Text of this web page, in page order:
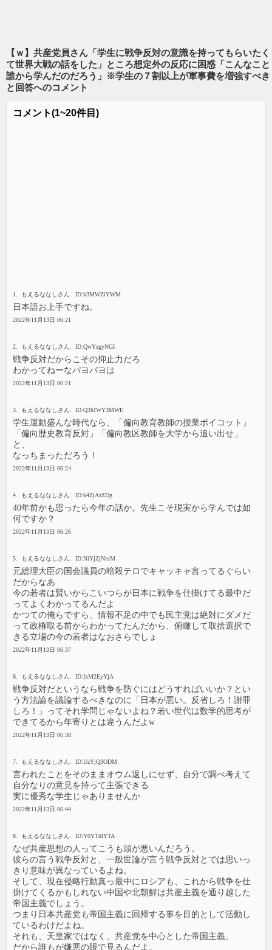
【ｗ】共産党員さん「学生に戦争反対の意識を持ってもらいたく
て世界大戦の話をした」ところ想定外の反応に困惑「こんなこと
誰から学んだのだろう」※学生の７割以上が軍事費を増強すべき
と回答へのコメント
コメント(1~20件目)
1. もえるななしさん. ID:k3MWZiYWM
日本語お上手ですね。
2022年11月13日 06:21
2. もえるななしさん. ID:QwYzgyNGI
戦争反対だからこその抑止力だろ
わかってねーなパヨパヨは
2022年11月13日 06:21
3. もえるななしさん. ID:Q3MWY3MWE
学生運動盛んな時代なら、「偏向教育教師の授業ボイコット」
「偏向歴史教育反対」「偏向教区教師を大学から追い出せ」
と、
なっちまっただろう！
2022年11月13日 06:24
4. もえるななしさん. ID:k4ZjAzZDg
40年前かも思ったら今年の話か。先生こそ現実から学んでは如
何ですか？
2022年11月13日 06:26
5. もえるななしさん. ID:NiYjZjNmM
元総理大臣の国会議員の暗殺テロでキャッキャ言ってるぐらい
だからなあ
今の若者は賢いからこいつらが日本に戦争を仕掛けてる最中だ
ってよくわかってるんだよ
かつての俺らですら、情報不足の中でも民主党は絶対にダメだ
って政権取る前からわかってたんだから、俯瞰して取捨選択で
きる立場の今の若者はなおさらでしょ
2022年11月13日 06:37
6. もえるななしさん. ID:IxM2EyYjA
戦争反対だというなら戦争を防ぐにはどうすればいいか？とい
う方法論を議論するべきなのに「日本が悪い。反省しろ！謝罪
しろ！」ってそれ学問じゃないよね？若い世代は数学的思考が
できてるから年寄りとは違うんだよw
2022年11月13日 06:38
7. もえるななしさん. ID:UzYjQ3ODM
言われたことをそのままオウム返しにせず、自分で調べ考えて
自分なりの意見を持って主張できる
実に優秀な学生じゃありませんか
2022年11月13日 06:44
8. もえるななしさん. ID:Y0YTdlYTA
なぜ共産思想の人ってこうも頭が悪いんだろう。
彼らの言う戦争反対と、一般世論が言う戦争反対とでは思いっ
きり意味が異なっているよね。
そして、現在侵略行動真っ最中にロシアも、これから戦争を仕
掛けてくるかもしれない中国や北朝鮮は共産主義を通り越した
帝国主義でしょう。
つまり日本共産党も帝国主義に回帰する事を目的として活動し
ているわけだよね。
それも、天皇家ではなく、共産党を中心とした帝国主義。
だから誰もが嫌悪の眼で見るんだよ。